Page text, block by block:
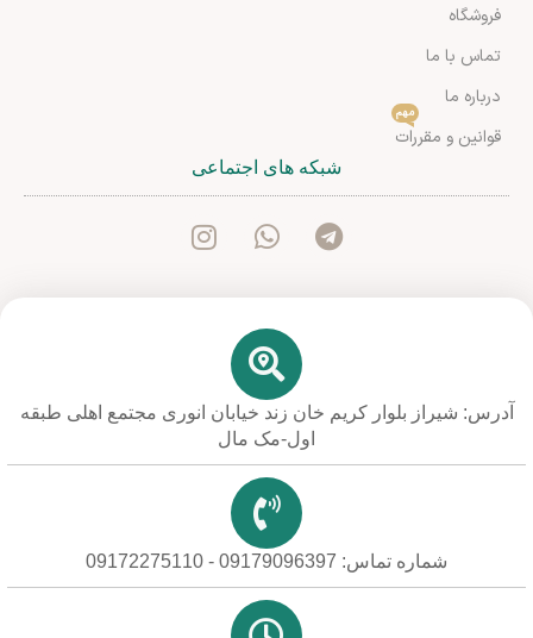
فروشگاه
تماس با ما
درباره ما
قوانین و مقررات
مهم
شبکه های اجتماعی
آدرس: شیراز بلوار کریم خان زند خیابان انوری مجتمع اهلی طبقه
اول-مک مال
شماره تماس: 09179096397 - 09172275110